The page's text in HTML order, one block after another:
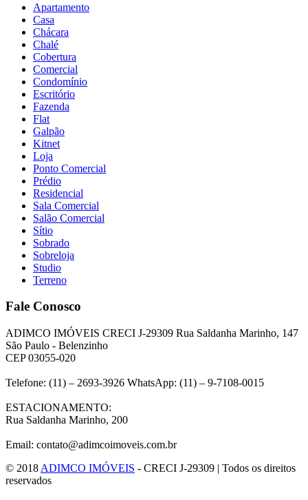
Apartamento
Casa
Chácara
Chalé
Cobertura
Comercial
Condomínio
Escritório
Fazenda
Flat
Galpão
Kitnet
Loja
Ponto Comercial
Prédio
Residencial
Sala Comercial
Salão Comercial
Sítio
Sobrado
Sobreloja
Studio
Terreno
Fale Conosco
ADIMCO IMÓVEIS CRECI J-29309 Rua Saldanha Marinho, 147
São Paulo - Belenzinho
CEP 03055-020
Telefone: (11) – 2693-3926 WhatsApp: (11) – 9-7108-0015
ESTACIONAMENTO:
Rua Saldanha Marinho, 200
Email: contato@adimcoimoveis.com.br
© 2018 ADIMCO IMÓVEIS - CRECI J-29309 | Todos os direitos
reservados